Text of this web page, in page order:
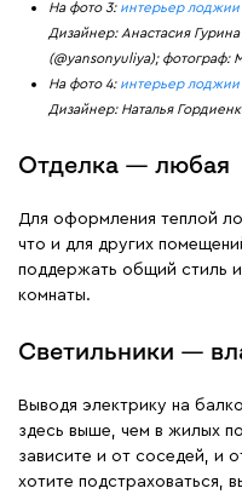
На фото 3: интерьер
Дизайнер: Анастасия
(@yansonyuliya); фотограф:
На фото 4: интерьер лоджии
Дизайнер: Наталья
Отделка — любая
Для оформления теплой
что и для других
поддержать общий стиль
комнаты.
Светильники —
Выводя электрику на
здесь выше, чем в жилых
зависите и от соседей, и
хотите подстраховаться,